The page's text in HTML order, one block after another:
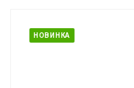
НОВИНКА